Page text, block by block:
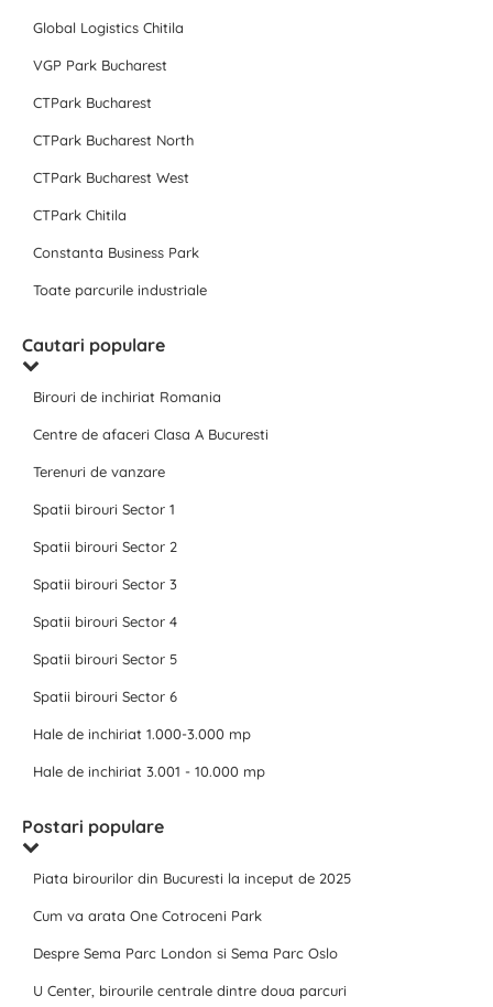
Global Logistics Chitila
VGP Park Bucharest
CTPark Bucharest
CTPark Bucharest North
CTPark Bucharest West
CTPark Chitila
Constanta Business Park
Toate parcurile industriale
Cautari populare
Birouri de inchiriat Romania
Centre de afaceri Clasa A Bucuresti
Terenuri de vanzare
Spatii birouri Sector 1
Spatii birouri Sector 2
Spatii birouri Sector 3
Spatii birouri Sector 4
Spatii birouri Sector 5
Spatii birouri Sector 6
Hale de inchiriat 1.000-3.000 mp
Hale de inchiriat 3.001 - 10.000 mp
Postari populare
Piata birourilor din Bucuresti la inceput de 2025
Cum va arata One Cotroceni Park
Despre Sema Parc London si Sema Parc Oslo
U Center, birourile centrale dintre doua parcuri